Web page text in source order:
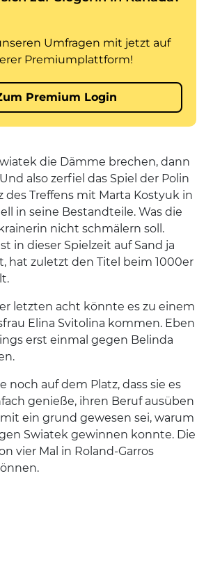
die Dämme brechen, dann
also zerfiel das Spiel der Polin
des Treffens mit Marta Kostyuk in
in seine Bestandteile. Was die
nicht schmälern soll.
in dieser Spielzeit auf Sand ja
hat zuletzt den Titel beim 1000er
letzten acht könnte es zu einem
Elina Svitolina kommen. Eben
erst einmal gegen Belinda
noch auf dem Platz, dass sie es
genieße, ihren Beruf ausüben
ein grund gewesen sei, warum
Swiatek gewinnen konnte. Die
vier Mal in Roland-Garros